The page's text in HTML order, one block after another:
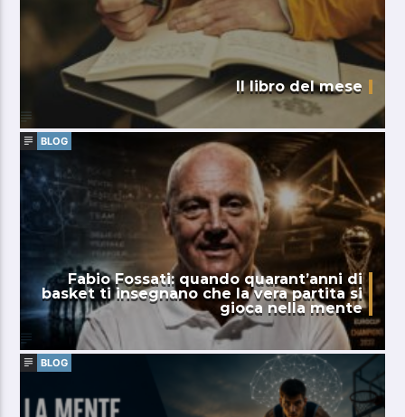
Il libro del mese
BLOG
Fabio Fossati: quando quarant’anni di
basket ti insegnano che la vera partita si
gioca nella mente
BLOG